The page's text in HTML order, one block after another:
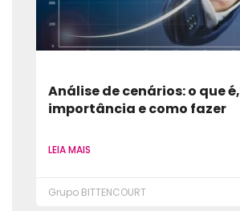
Análise de cenários: o que é,
importância e como fazer
LEIA MAIS
Grupo BITTENCOURT